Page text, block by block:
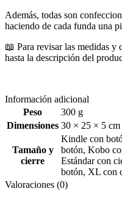
Además, todas son
haciendo de cada funda una
📖 Para revisar las medidas y
hasta la descripción del
Información adicional
Peso
300 g
Dimensiones 30 × 25 × 5 cm
Tamaño y
cierre
Kindle con
botón, Kobo
Estándar con
botón, XL con
Valoraciones (0)